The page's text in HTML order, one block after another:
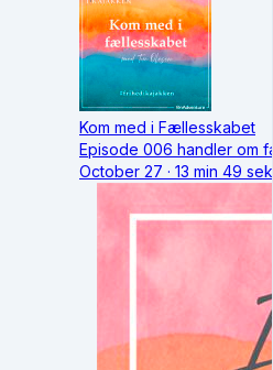
Kom med i Fællesskabet
Episode 006 handler om
October 27 · 13 min 49